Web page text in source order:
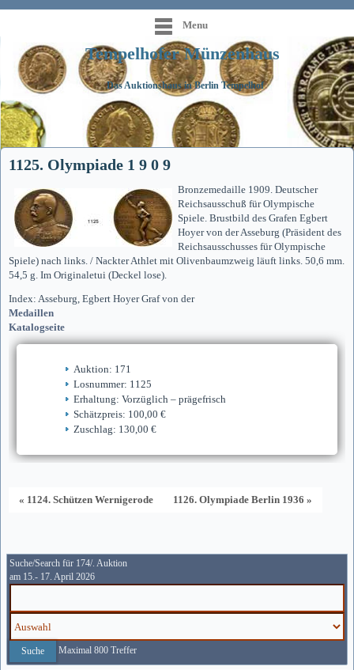
Menu
Tempelhofer Münzenhaus
Das Auktionshaus in Berlin Tempelhof
1125. Olympiade 1 9 0 9
Bronzemedaille 1909. Deutscher
Reichsausschuß für Olympische
Spiele. Brustbild des Grafen Egbert
Hoyer von der Asseburg (Präsident des
Reichsausschusses für Olympische
Spiele) nach links. / Nackter Athlet mit Olivenbaumzweig läuft links. 50,6 mm.
54,5 g. Im Originaletui (Deckel lose).
Index: Asseburg, Egbert Hoyer Graf von der
Medaillen
Katalogseite
Auktion: 171
Losnummer: 1125
Erhaltung: Vorzüglich – prägefrisch
Schätzpreis: 100,00 €
Zuschlag: 130,00 €
« 1124. Schützen Wernigerode 1126. Olympiade Berlin 1936 »
Suche/Search für 174/. Auktion
am 15.- 17. April 2026
Maximal 800 Treffer